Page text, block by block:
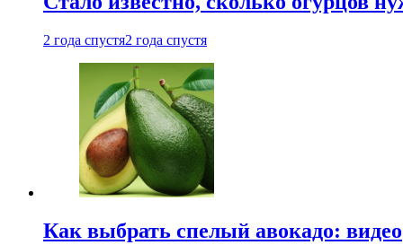
2 года спустя2 года спустя
Как выбрать спелый авокадо: видео